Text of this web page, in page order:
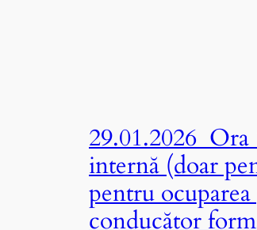
29.01.2026 Ora
internă (doar
pentru
conducător